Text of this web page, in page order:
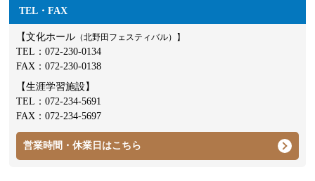
TEL・FAX
【文化ホール （北野田フェスティバル）】
TEL：072-230-0134
FAX：072-230-0138
【生涯学習施設】
TEL：072-234-5691
FAX：072-234-5697
営業時間・休業日はこちら